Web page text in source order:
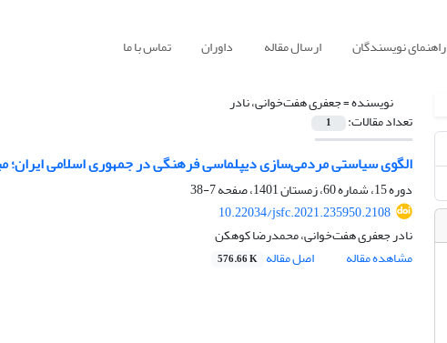
راهنمای نویسندگان ارسال مقاله داوران تماس با ما
نویسنده =جعفری هفت‌خوانی، نادر
تعداد مقالات: 1
الگوی سیاستی مردمی‌سازی دیپلماسی فرهنگی در جمهوری اسلامی ایران؛
دوره 15، شماره 60، زمستان 1401، صفحه
7-38
10.22034/jsfc.2021.235950.2108
نادر جعفری هفت‌خوانی، محمدرضا کوهکن
مشاهده مقاله
اصل مقاله 576.66 K